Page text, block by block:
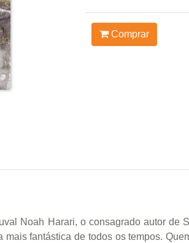
Comprar
Noah Harari, o consagrado autor
mais fantástica de todos os tempos.